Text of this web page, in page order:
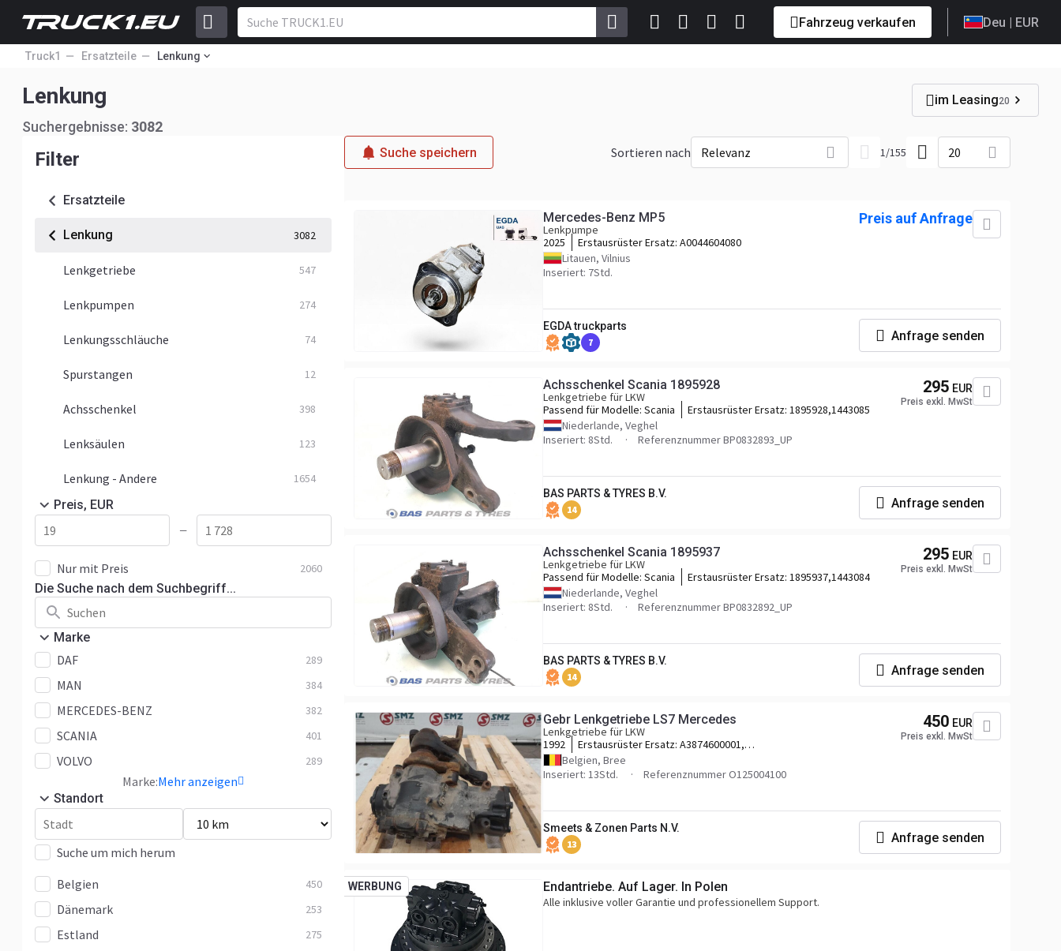
Fahrzeug verkaufen Deu | EUR
Truck1 Ersatzteile Lenkung
Lenkung
Suchergebnisse: 3082
im Leasing20
Filter
Ersatzteile
Lenkung 3082
Lenkgetriebe 547
Lenkpumpen 274
Lenkungsschläuche 74
Spurstangen 12
Achsschenkel 398
Lenksäulen 123
Lenkung - Andere 1654
Preis, EUR
—
Nur mit Preis 2060
Die Suche nach dem Suchbegriff...
Marke
DAF 289
MAN 384
MERCEDES-BENZ 382
SCANIA 401
VOLVO 289
Marke:Mehr anzeigen
Standort
Suche um mich herum
Belgien
450
Dänemark 253
Estland 275
Suche speichern Sortieren nach Relevanz 1/155 20
Mercedes-Benz MP5
Lenkpumpe
2025
Erstausrüster Ersatz: A0044604080
Litauen, Vilnius
Inseriert: 7Std.
Preis auf Anfrage
EGDA truckparts
7 Anfrage senden
Achsschenkel Scania 1895928
Lenkgetriebe für LKW
Passend für Modelle: Scania Erstausrüster Ersatz: 1895928,1443085
Niederlande, Veghel
Inseriert: 8Std.
Referenznummer BP0832893_UP
295 EUR
Preis exkl. MwSt
BAS PARTS & TYRES B.V.
14 Anfrage senden
Achsschenkel Scania 1895937
Lenkgetriebe für LKW
Passend für Modelle: Scania Erstausrüster Ersatz: 1895937,1443084
Niederlande, Veghel
Inseriert: 8Std.
Referenznummer BP0832892_UP
295 EUR
Preis exkl. MwSt
BAS PARTS & TYRES B.V.
14 Anfrage senden
Gebr Lenkgetriebe LS7 Mercedes
Lenkgetriebe für LKW
1992
Erstausrüster Ersatz: A3874600001,
A3874613006
Belgien, Bree
Inseriert: 13Std.
Referenznummer O125004100
450 EUR
Preis exkl. MwSt
Smeets & Zonen Parts N.V.
13 Anfrage senden
WERBUNG Endantriebe. Auf Lager. In Polen
Alle inklusive voller Garantie und professionellem Support.